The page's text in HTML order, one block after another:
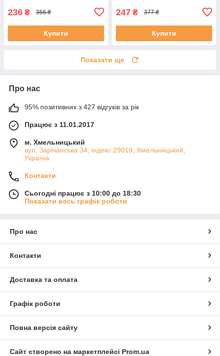
236 ₴ 366 ₴
Купити
247 ₴ 377 ₴
Купити
Показати ще
Про нас
95% позитивних з 427 відгуків за рік
Працює з 11.01.2017
м. Хмельницький
вул. Зарічанська 34, індекс 29019, Хмельницький,
Україна
Контакти
Сьогодні працює з 10:00 до 18:30
Показати весь графік роботи
Про нас
Контакти
Доставка та оплата
Графік роботи
Повна версія сайту
Сайт створено на маркетплейсі Prom.ua